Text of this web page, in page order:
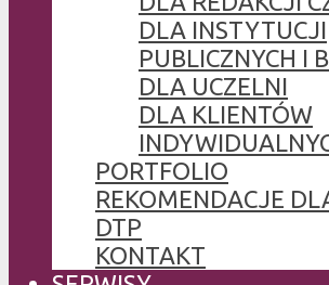
DLA INSTYTUCJI
PUBLICZNYCH I
DLA UCZELNI
DLA KLIENTÓW
PORTFOLIO
REKOMENDACJE
DTP
KONTAKT